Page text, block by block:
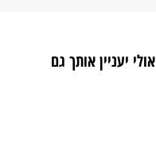
אולי יעניין אותך גם